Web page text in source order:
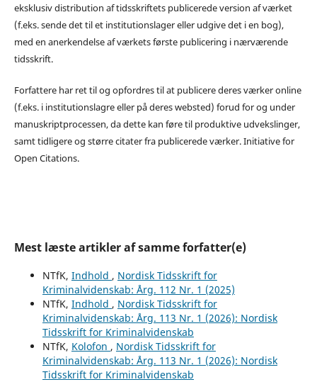
eksklusiv distribution af tidsskriftets publicerede version af værket
(f.eks. sende det til et institutionslager eller udgive det i en bog),
med en anerkendelse af værkets første publicering i nærværende
tidsskrift.
Forfattere har ret til og opfordres til at publicere deres værker online
(f.eks. i institutionslagre eller på deres websted) forud for og under
manuskriptprocessen, da dette kan føre til produktive udvekslinger,
samt tidligere og større citater fra publicerede værker. Initiative for
Open Citations.
Mest læste artikler af samme forfatter(e)
NTfK, Indhold , Nordisk Tidsskrift for
Kriminalvidenskab: Årg. 112 Nr. 1 (2025)
NTfK, Indhold , Nordisk Tidsskrift for
Kriminalvidenskab: Årg. 113 Nr. 1 (2026): Nordisk
Tidsskrift for Kriminalvidenskab
NTfK, Kolofon , Nordisk Tidsskrift for
Kriminalvidenskab: Årg. 113 Nr. 1 (2026): Nordisk
Tidsskrift for Kriminalvidenskab